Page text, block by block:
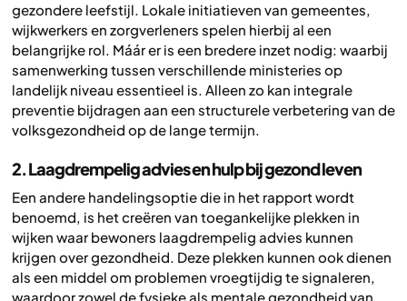
gezondere leefstijl. Lokale initiatieven van gemeentes,
wijkwerkers en zorgverleners spelen hierbij al een
belangrijke rol. Máár er is een bredere inzet nodig: waarbij
samenwerking tussen verschillende ministeries op
landelijk niveau essentieel is. Alleen zo kan integrale
preventie bijdragen aan een structurele verbetering van de
volksgezondheid op de lange termijn.
2. Laagdrempelig advies en hulp bij gezond leven
Een andere handelingsoptie die in het rapport wordt
benoemd, is het creëren van toegankelijke plekken in
wijken waar bewoners laagdrempelig advies kunnen
krijgen over gezondheid. Deze plekken kunnen ook dienen
als een middel om problemen vroegtijdig te signaleren,
waardoor zowel de fysieke als mentale gezondheid van